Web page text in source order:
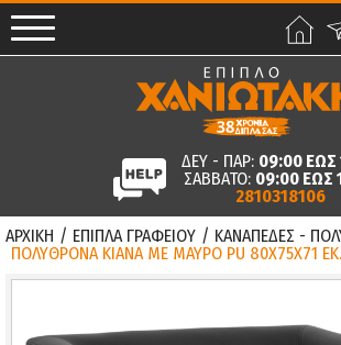
ΔΕΥ - ΠΑΡ: 09:00 ΕΩΣ
ΣΑΒΒΑΤΟ: 09:00 ΕΩΣ
2810318106
ΑΡΧΙΚΗ / ΕΠΙΠΛΑ ΓΡΑΦΕΙΟΥ / ΚΑΝΑΠΕΔΕΣ -
ΠΟΛΥΘΡΟΝΑ KIANA ΜΕ ΜΑΥΡΟ PU 80X75X71 ΕΚ.